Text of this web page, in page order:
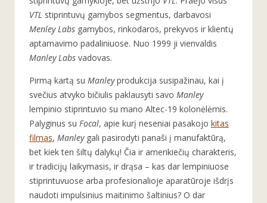
VTL stiprintuvų gamybos segmentus, darbavosi
Menley Labs gamybos, rinkodaros, prekyvos ir klientų
aptarnavimo padaliniuose. Nuo 1999 ji vienvaldis
Manley Labs vadovas.
Pirmą kartą su Manleyprodukcija susipažinau, kai į
svečius atvyko bičiulis paklausyti savo Manley
lempinio stiprintuvio su mano Altec-19 kolonėlėmis.
Palyginus su Focal, apie kurį neseniai pasakojo kitas
filmas, Manleygali pasirodyti panaši į manufaktūrą,
bet kiek ten šiltų dalykų! Čia ir amerikiečių charakteris,
ir tradicijų laikymasis, ir drąsa – kas dar lempiniuose
stiprintuvuose arba profesionalioje aparatūroje išdrįs
naudoti impulsinius maitinimo šaltinius? O dar